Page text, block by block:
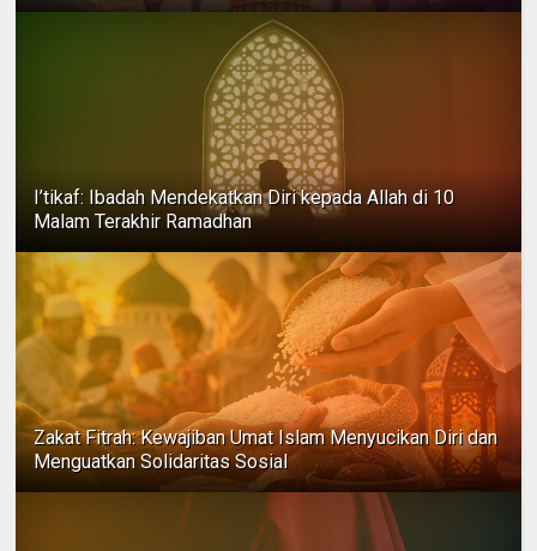
I’tikaf: Ibadah Mendekatkan Diri kepada Allah di 10
Malam Terakhir Ramadhan
Zakat Fitrah: Kewajiban Umat Islam Menyucikan Diri dan
Menguatkan Solidaritas Sosial